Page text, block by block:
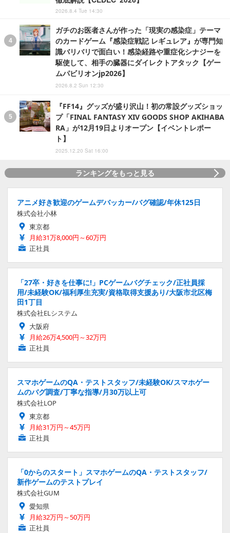
2026.8.4 Tue 14:30
ガチのお医者さんが作った「現実の感染症」テーマ
のカードゲーム『感染症戦記 レギュレア』が専門知
識バリバリで面白い！感染経路や重症化シナジーを
駆使して、相手の臓器にダイレクトアタック【ゲー
ムパビリオンjp2026】
2026.8.2 Sun 12:30
『FF14』グッズが盛り沢山！初の常設グッズショッ
プ「FINAL FANTASY XIV GOODS SHOP AKIHABA
RA」が12月19日よりオープン【イベントレポー
ト】
2025.12.20 Sat 16:00
ランキングをもっと見る
アニメ好き歓迎のゲームデバッカー/バグ確認/年休125日
株式会社小林
東京都
月給31万8,000円～60万円
正社員
「27卒・好きを仕事に!」PCゲームバグチェック/正社員採
用/未経験OK/福利厚生充実/資格取得支援あり/大阪市北区梅
田1丁目
株式会社ELシステム
大阪府
月給26万4,500円～32万円
正社員
スマホゲームのQA・テストスタッフ/未経験OK/スマホゲー
ムのバグ調査/丁寧な指導/月30万以上可
株式会社LOP
東京都
月給31万円～45万円
正社員
「0からのスタート」スマホゲームのQA・テストスタッフ/
新作ゲームのテストプレイ
株式会社GUM
愛知県
月給32万円～50万円
正社員